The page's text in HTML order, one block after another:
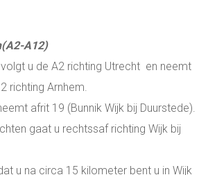
A12)
u de A2 richting Utrecht en neemt
richting Arnhem.
afrit 19 (Bunnik Wijk bij Duurstede).
gaat u rechtssaf richting Wijk bij
u na circa 15 kilometer bent u in Wijk